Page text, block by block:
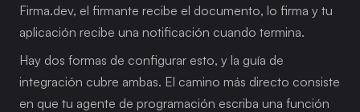
Firma.dev, el firmante recibe el documento, lo firma y tu
aplicación recibe una notificación cuando termina.
Hay dos formas de configurar esto, y la guía de
integración cubre ambas. El camino más directo consiste
en que tu agente de programación escriba una función